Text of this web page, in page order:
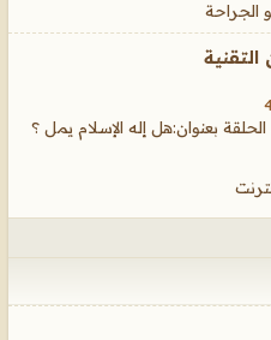
الجراحة
بعنوان:هل إله الإسلام يمل ؟